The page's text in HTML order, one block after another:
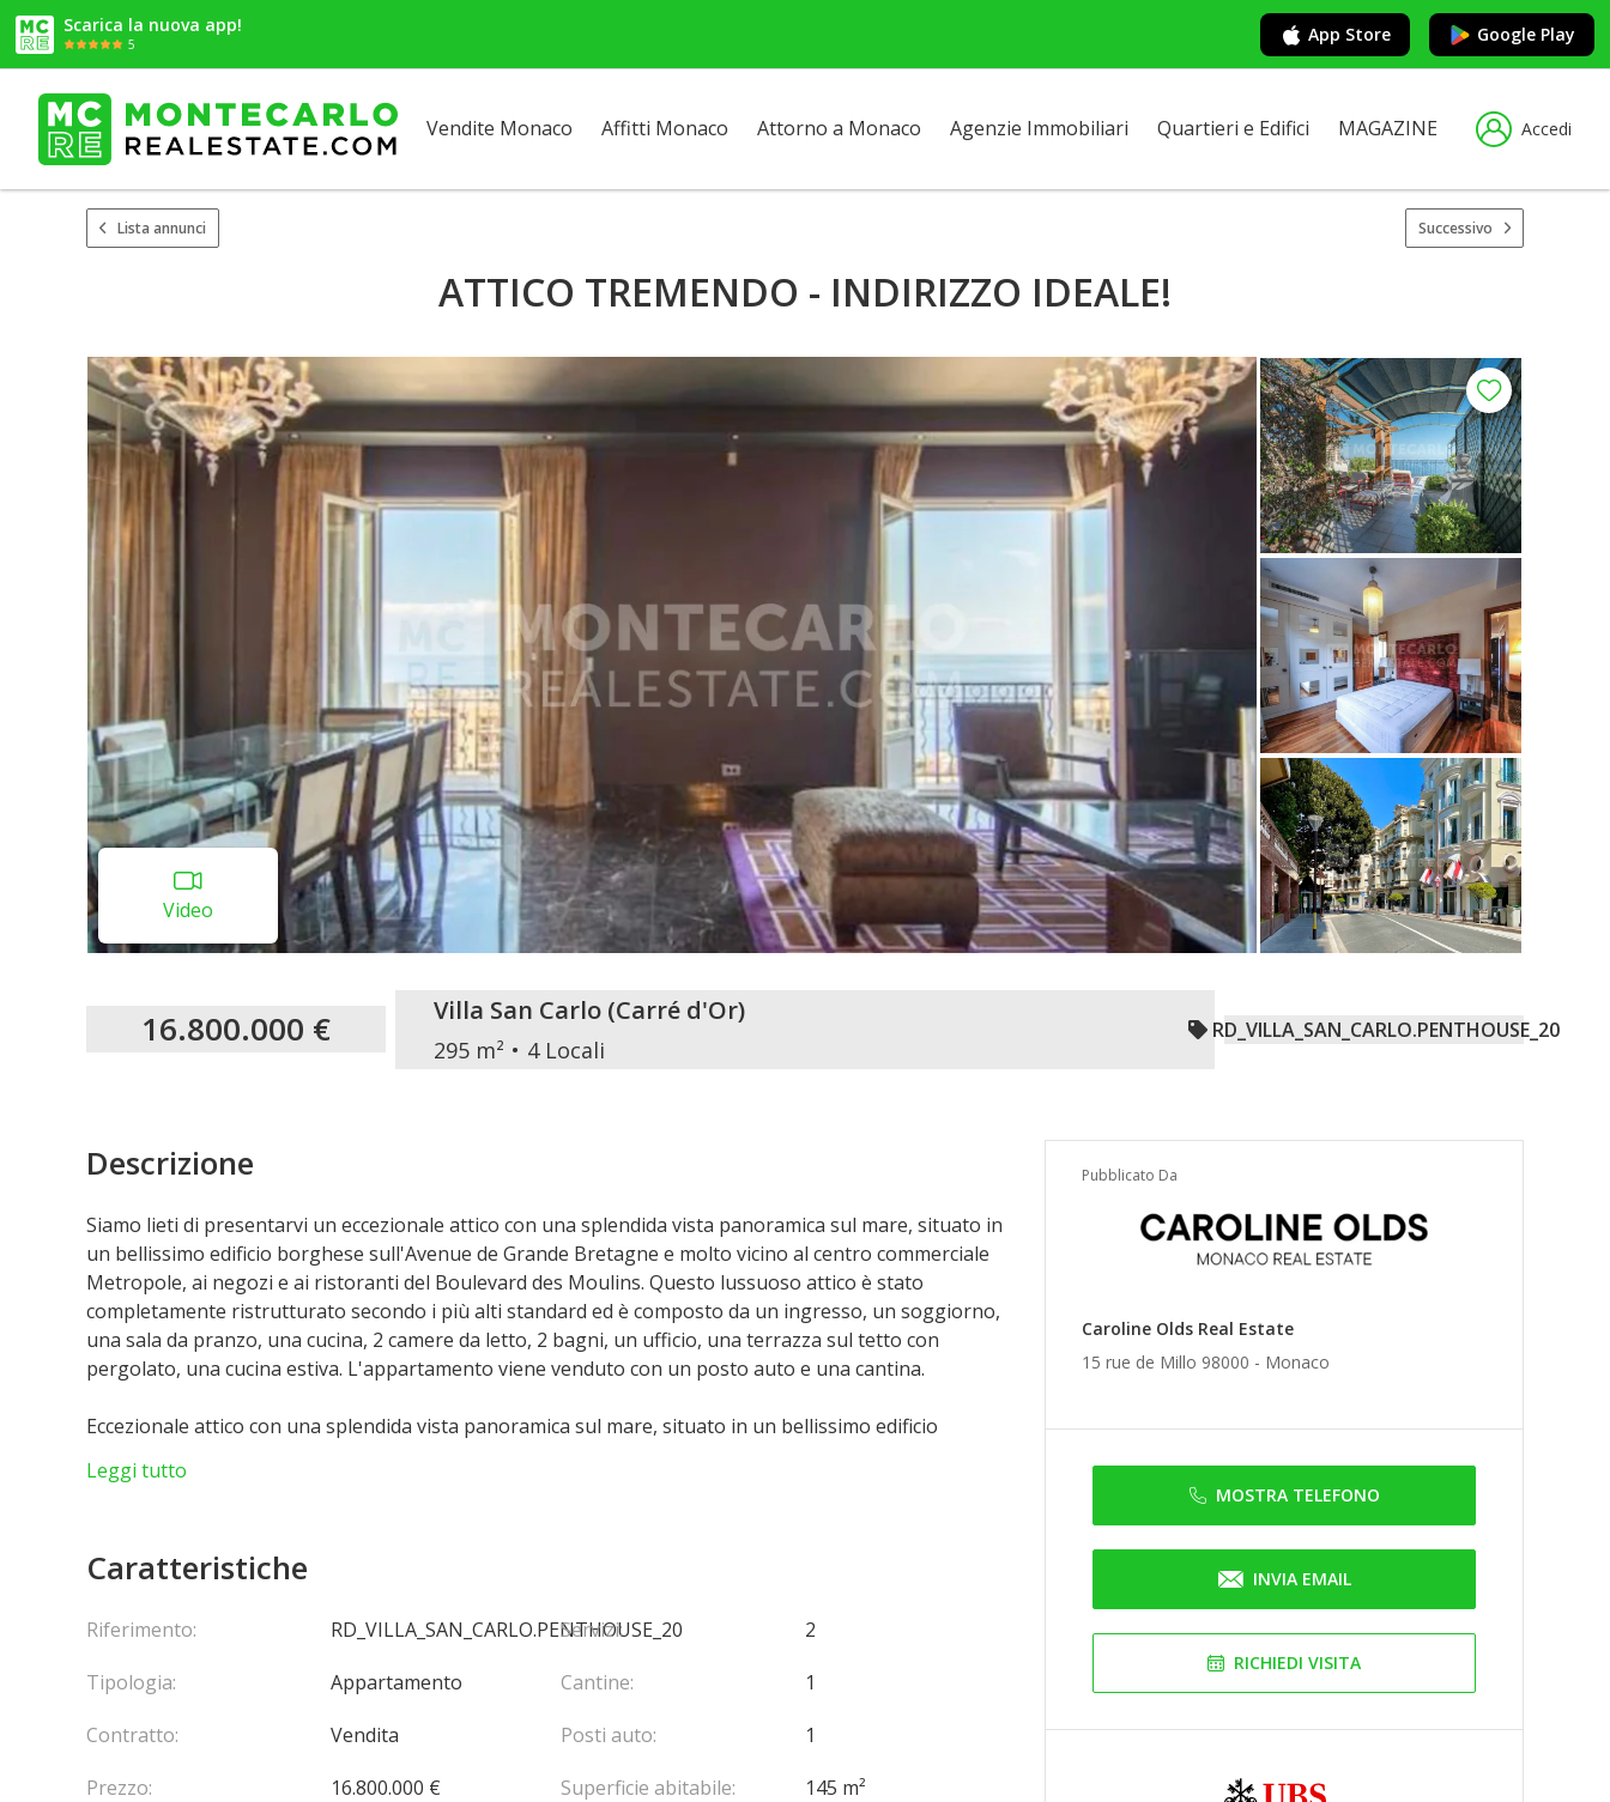
Scarica la nuova app!
5 App Store Google Play
Vendite Monaco Affitti Monaco Attorno a Monaco Agenzie Immobiliari Quartieri e Edifici MAGAZINE Accedi
Lista annunci Successivo
ATTICO TREMENDO - INDIRIZZO IDEALE!
Video
16.800.000 € Villa San Carlo (Carré d'Or)
295 m² 4 Locali
RD_VILLA_SAN_CARLO.PENTHOUSE_20
Pubblicato Da
Caroline Olds Real Estate
15 rue de Millo 98000 - Monaco
MOSTRA TELEFONO
INVIA EMAIL
RICHIEDI VISITA
Descrizione
Siamo lieti di presentarvi un eccezionale attico con una splendida vista panoramica sul mare, situato in
un bellissimo edificio borghese sull'Avenue de Grande Bretagne e molto vicino al centro commerciale
Metropole, ai negozi e ai ristoranti del Boulevard des Moulins. Questo lussuoso attico è stato
completamente ristrutturato secondo i più alti standard ed è composto da un ingresso, un soggiorno,
una sala da pranzo, una cucina, 2 camere da letto, 2 bagni, un ufficio, una terrazza sul tetto con
pergolato, una cucina estiva. L'appartamento viene venduto con un posto auto e una cantina.
Eccezionale attico con una splendida vista panoramica sul mare, situato in un bellissimo edificio
negozi e ai ristoranti del Boulevard des Moulins. Questo lussuoso attico è stato completamente
cucina estiva. L'appartamento viene venduto con un posto auto e una cantina.
Leggi tutto
Caratteristiche
Riferimento:
RD_VILLA_SAN_CARLO.PENTHOUSE_20
Tipologia:
Appartamento
Contratto:
Vendita
Prezzo:
16.800.000 €
Servizi:
2
Cantine:
1
Posti auto:
1
Superficie abitabile:
145 m²